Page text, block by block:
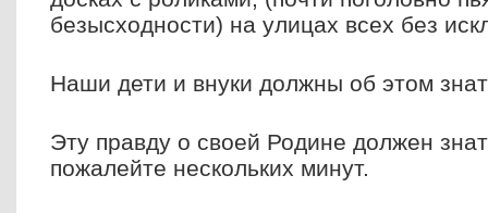
безысходности) на улицах всех без
Наши дети и внуки должны об этом
Эту правду о своей Родине должен
пожалейте нескольких минут.